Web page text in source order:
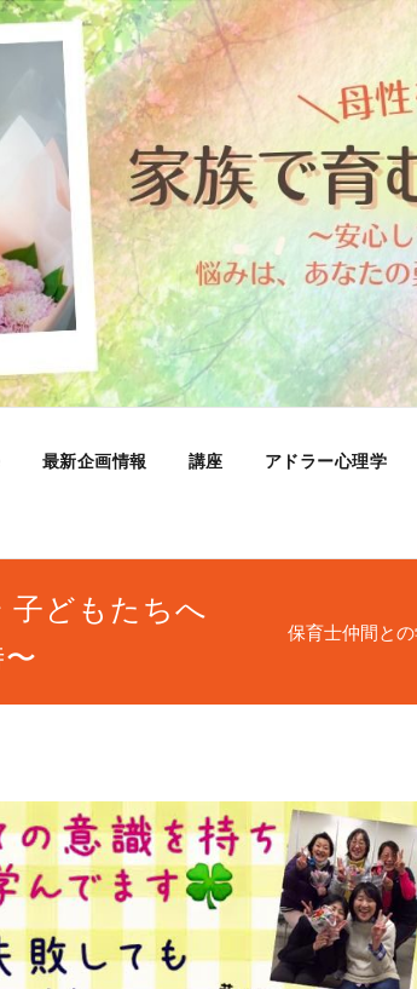
最新企画情報 講座 アドラー心理学
子どもたちへ
保育士仲間と